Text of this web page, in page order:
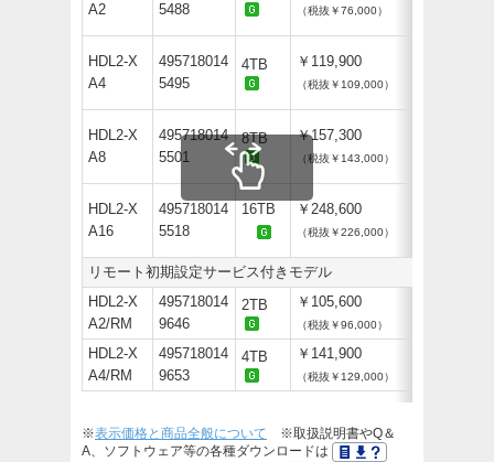
A2
5488
（税抜￥76,000）
HDL2-X
A4
495718014
5495
4TB ￥119,900
（税抜￥109,000）
HDL2-X
A8
495718014
5501
8TB ￥157,300
（税抜￥143,000）
HDL2-X
A16
495718014
5518
16TB ￥248,600
（税抜￥226,000）
リモート初期設定サービス付きモデル
HDL2-X
A2/RM
495718014
9646
2TB ￥105,600
（税抜￥96,000）
HDL2-X
A4/RM
495718014
9653
4TB ￥141,900
（税抜￥129,000）
※表示価格と商品全般について ※取扱説明書やQ＆
A、ソフトウェア等の各種ダウンロードは